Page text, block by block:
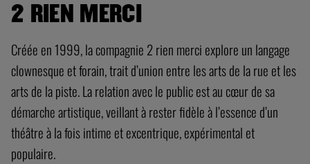
2 RIEN MERCI
Créée en 1999, la compagnie 2 rien merci explore un langage
clownesque et forain, trait d’union entre les arts de la rue et les
arts de la piste. La relation avec le public est au cœur de sa
démarche artistique, veillant à rester fidèle à l’essence d’un
théâtre à la fois intime et excentrique, expérimental et
populaire.